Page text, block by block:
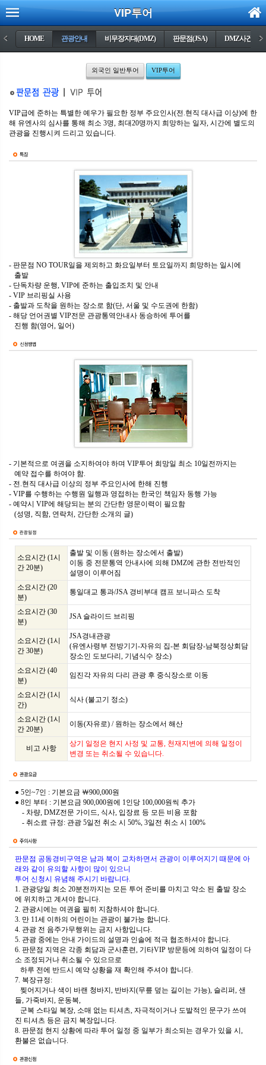
VIP투어
< HOME 관광안내 비무장지대(DMZ) 판문점(JSA) DMZ사건들 >
외국인 일반투어 VIP투어
VIP급에 준하는 특별한 예우가 필요한 정부 주요인사(전.현직 대사급 이상)에 한
해 유엔사의 심사를 통해 최소 3명, 최대20명까지 희망하는 일자, 시간에 별도의
관광을 진행시켜 드리고 있습니다.
- 판문점 NO TOUR일을 제외하고 화요일부터 토요일까지 희망하는 일시에
출발
- 단독차량 운행, VIP에 준하는 출입조치 및 안내
- VIP 브리핑실 사용
- 출발과 도착을 원하는 장소로 함(단, 서울 및 수도권에 한함)
- 해당 언어권별 VIP전문 관광통역안내사 동승하에 투어를
진행 함(영어, 일어)
- 기본적으로 여권을 소지하여야 하며 VIP투어 희망일 최소 10일전까지는
예약 접수를 하여야 함.
- 전.현직 대사급 이상의 정부 주요인사에 한해 진행
- VIP를 수행하는 수행원 일행과 영접하는 한국인 책임자 동행 가능
- 예약시 VIP에 해당되는 분의 간단한 영문이력이 필요함
(성명, 직함, 연락처, 간단한 소개의 글)
소요시간 (1시
간 20분)
출발 및 이동 (원하는 장소에서 출발)
이동 중 전문통역 안내사에 의해 DMZ에 관한 전반적인
설명이 이루어짐
소요시간 (20
분)
통일대교 통과/JSA 경비부대 캠프 보니파스 도착
소요시간 (30
분)
JSA 슬라이드 브리핑
소요시간 (1시
간 30분)
JSA경내관광
(유엔사령부 전방기기-자유의 집-본 회담장-남북정상회담
장소인 도보다리, 기념식수 장소)
소요시간 (40
분)
임진각 자유의 다리 관광 후 중식장소로 이동
소요시간 (1시
간)
식사 (불고기 정소)
소요시간 (1시
간 20분)
이동(자유로) / 원하는 장소에서 해산
비고 사항
상기 일정은 현지 사정 및 교통, 천재지변에 의해 일정이
변경 또는 취소될 수 있습니다.
● 5인~7인 : 기본요금 ￦900,000원
● 8인 부터 : 기본요금 900,000원에 1인당 100,000원씩 추가
- 차량, DMZ전문 가이드, 식사, 입장료 등 모든 비용 포함
- 취소료 규정: 관광 5일전 취소 시 50%, 3일전 취소 시 100%
판문점 공동경비구역은 남과 북이 교차하면서 관광이 이루어지기 때문에 아
래와 같이 유의할 사항이 많이 있으니
투어 신청시 유념해 주시기 바랍니다.
1. 관광당일 최소 20분전까지는 모든 투어 준비를 마치고 약소 된 출발 장소
에 위치하고 계셔야 합니다.
2. 관광시에는 여권을 필히 지참하셔야 합니다.
3. 만 11세 이하의 어린이는 관광이 불가능 합니다.
4. 관광 전 음주가무행위는 금지 사항입니다.
5. 관광 중에는 안내 가이드의 설명과 인솔에 적극 협조하셔야 합니다.
6. 판문점 지역은 각종 회담과 군사훈련, 기타VIP 방문등에 의하여 일정이 다
소 조정되거나 취소될 수 있으므로
하루 전에 반드시 예약 상황을 재 확인해 주셔야 합니다.
7. 복장규정:
찢어지거나 색이 바랜 청바지, 반바지(무릎 덮는 길이는 가능), 슬리퍼, 샌
들, 가죽바지, 운동복,
군복 스타일 복장, 소매 없는 티셔츠, 자극적이거나 도발적인 문구가 쓰여
진 티셔츠 등은 금지 복장입니다.
8. 판문점 현지 상황에 따라 투어 일정 중 일부가 최소되는 경우가 있을 시,
환불은 없습니다.